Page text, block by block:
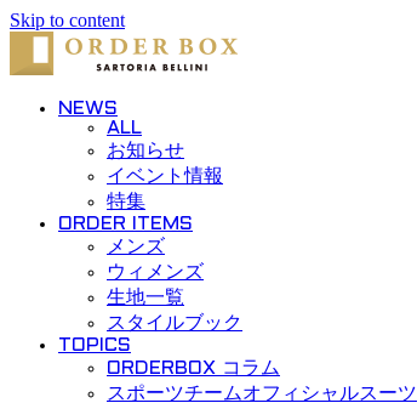
Skip to content
NEWS
ALL
お知らせ
イベント情報
特集
ORDER ITEMS
メンズ
ウィメンズ
生地一覧
スタイルブック
TOPICS
ORDERBOX コラム
スポーツチームオフィシャルスーツ